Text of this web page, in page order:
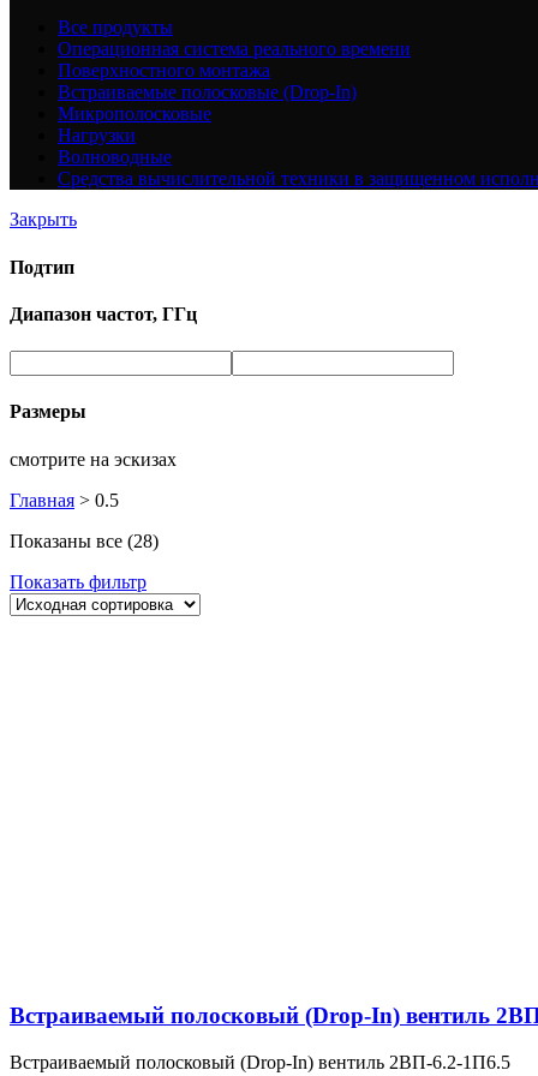
Все продукты
Операционная система реального времени
Поверхностного монтажа
Встраиваемые полосковые (Drop-In)
Микрополосковые
Нагрузки
Волноводные
Средства вычислительной техники в защищенном
Закрыть
Подтип
Диапазон частот, ГГц
Размеры
смотрите на эскизах
Главная > 0.5
Показаны все (28)
Показать фильтр
Встраиваемый полосковый (Drop-In) вентиль
Встраиваемый полосковый (Drop-In) вентиль 2ВП-6.2-1П6.5